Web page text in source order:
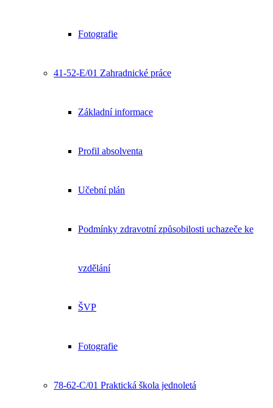
Fotografie
41-52-E/01 Zahradnické práce
Základní informace
Profil absolventa
Učební plán
Podmínky zdravotní způsobilosti uchazeče ke
vzdělání
ŠVP
Fotografie
78-62-C/01 Praktická škola jednoletá